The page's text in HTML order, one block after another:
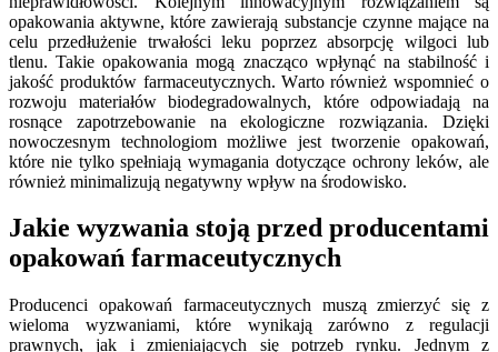
opakowania aktywne, które zawierają substancje czynne mające na
celu przedłużenie trwałości leku poprzez absorpcję wilgoci lub
tlenu. Takie opakowania mogą znacząco wpłynąć na stabilność i
jakość produktów farmaceutycznych. Warto również wspomnieć o
rozwoju materiałów biodegradowalnych, które odpowiadają na
rosnące zapotrzebowanie na ekologiczne rozwiązania. Dzięki
nowoczesnym technologiom możliwe jest tworzenie opakowań,
które nie tylko spełniają wymagania dotyczące ochrony leków, ale
również minimalizują negatywny wpływ na środowisko.
Jakie wyzwania stoją przed producentami
opakowań farmaceutycznych
Producenci opakowań farmaceutycznych muszą zmierzyć się z
wieloma wyzwaniami, które wynikają zarówno z regulacji
prawnych, jak i zmieniających się potrzeb rynku. Jednym z